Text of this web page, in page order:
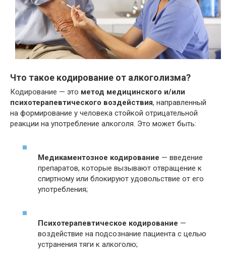
Что такое кодирование от алкоголизма?
Кодирование — это метод медицинского и/или
психотерапевтического воздействия, направленный
на формирование у человека стойкой отрицательной
реакции на употребление алкоголя. Это может быть:
Медикаментозное кодирование — введение
препаратов, которые вызывают отвращение к
спиртному или блокируют удовольствие от его
употребления;
Психотерапевтическое кодирование —
воздействие на подсознание пациента с целью
устранения тяги к алкоголю;